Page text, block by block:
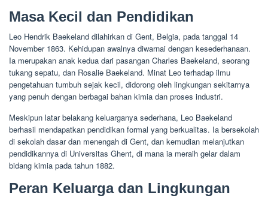
Masa Kecil dan Pendidikan
Leo Hendrik Baekeland dilahirkan di Gent, Belgia, pada tanggal 14
November 1863. Kehidupan awalnya diwarnai dengan kesederhanaan.
Ia merupakan anak kedua dari pasangan Charles Baekeland, seorang
tukang sepatu, dan Rosalie Baekeland. Minat Leo terhadap ilmu
pengetahuan tumbuh sejak kecil, didorong oleh lingkungan sekitarnya
yang penuh dengan berbagai bahan kimia dan proses industri.
Meskipun latar belakang keluarganya sederhana, Leo Baekeland
berhasil mendapatkan pendidikan formal yang berkualitas. Ia bersekolah
di sekolah dasar dan menengah di Gent, dan kemudian melanjutkan
pendidikannya di Universitas Ghent, di mana ia meraih gelar dalam
bidang kimia pada tahun 1882.
Peran Keluarga dan Lingkungan